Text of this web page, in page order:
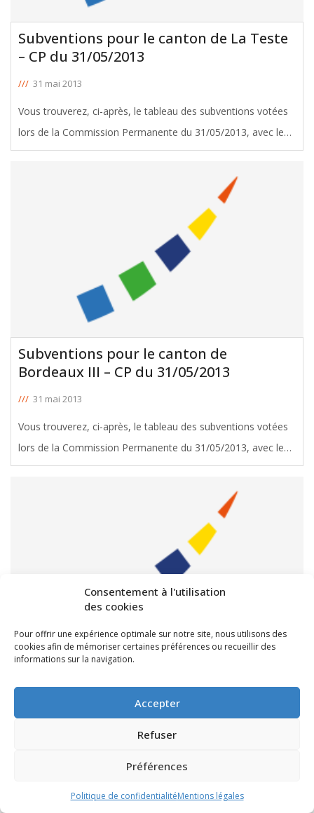
Consentement à l'utilisation
des cookies
Pour offrir une expérience optimale sur notre site, nous utilisons des
cookies afin de mémoriser certaines préférences ou recueillir des
informations sur la navigation.
Accepter
Refuser
Préférences
Politique de confidentialitéMentions légales
Subventions pour le canton de La Teste
– CP du 31/05/2013
/// 31 mai 2013
Vous trouverez, ci-après, le tableau des subventions votées
lors de la Commission Permanente du 31/05/2013, avec le
soutien de Jacques Chauvet, Conseiller Général de La Teste.
Subventions pour le canton de
Bordeaux III – CP du 31/05/2013
/// 31 mai 2013
Vous trouverez, ci-après, le tableau des subventions votées
lors de la Commission Permanente du 31/05/2013, avec le
soutien de Michel Duchène, Conseiller Général de Bordeaux
Subventions pour le canton de
Bordeaux III – CP du 08/04/2013
Vous trouverez, ci-après, le tableau des subventions votées
lors de la Commission Permanente du 08/04/2013, avec le
III. Télécharger le tableau